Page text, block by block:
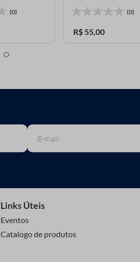
(0) (0)
R$ 55,00
Links Úteis
Eventos
Catalogo de produtos